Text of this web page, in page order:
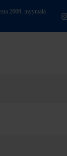
2009, myymälä